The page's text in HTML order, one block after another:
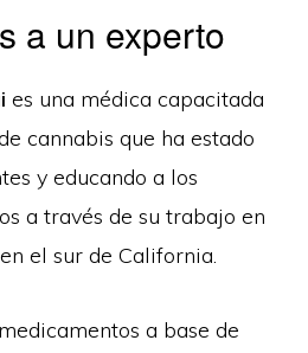
a un experto
es una médica capacitada
cannabis que ha estado
y educando a los
a través de su trabajo en
el sur de California.
a base de